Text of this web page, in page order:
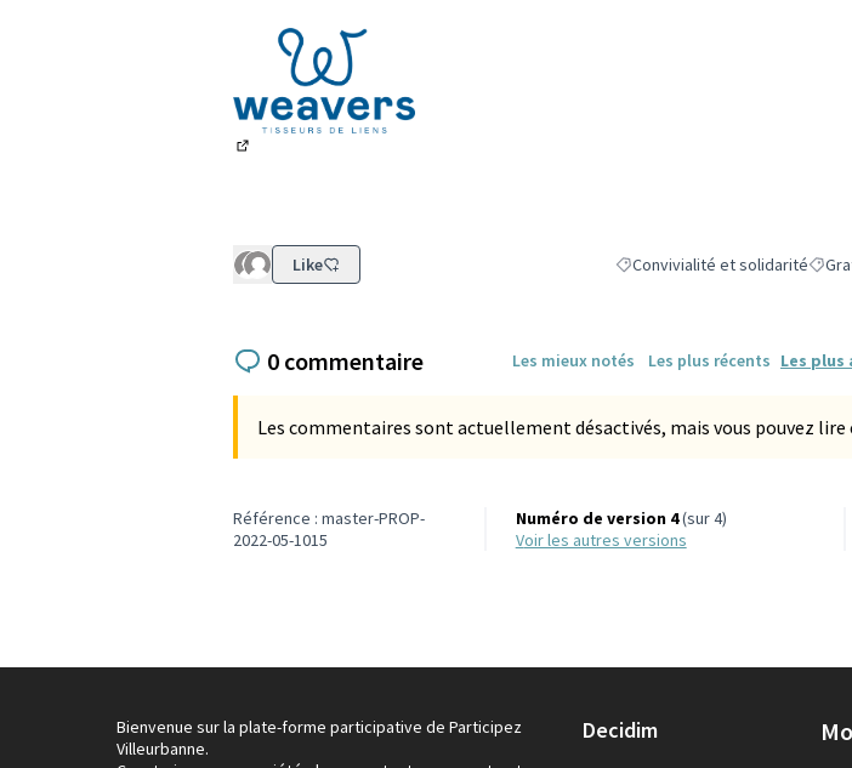
Like Filtrer les résultats de la
Convivialité et solidarité
0 commentaire Les mieux notés Les plus récents Les plus
Les commentaires sont actuellement désactivés, mais vous pouvez lire
Référence : master-PROP-
2022-05-1015
Numéro de version 4(sur 4)
voir les autres versions
Bienvenue sur la plate-forme participative de Participez
Villeurbanne.
Decidim